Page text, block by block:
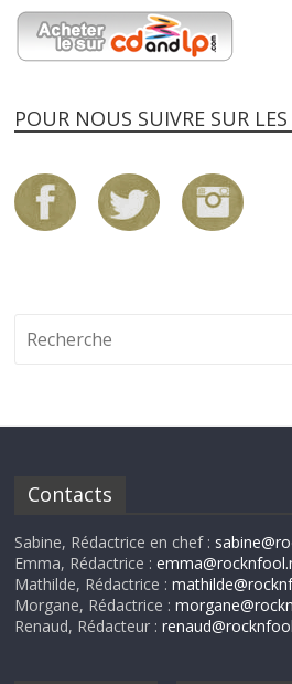
POUR NOUS SUIVRE SUR LES
Contacts
Sabine, Rédactrice en chef :
Emma, Rédactrice :
Mathilde, Rédactrice :
Morgane, Rédactrice :
Renaud, Rédacteur :